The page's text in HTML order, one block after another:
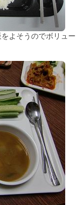
よそうのでボリュー